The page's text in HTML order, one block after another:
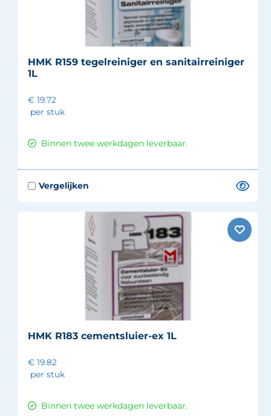
HMK R159 tegelreiniger en sanitairreiniger
1L
€ 19.72
per stuk
Binnen twee werkdagen leverbaar.
HMK R183 cementsluier-ex 1L
€ 19.82
per stuk
Binnen twee werkdagen leverbaar.